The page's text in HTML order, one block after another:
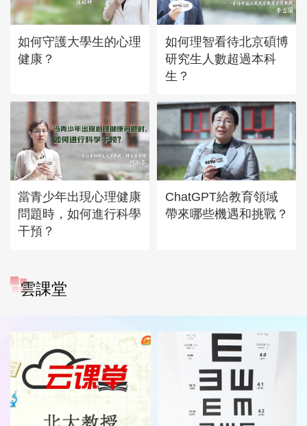
如何守護大學生的心理
健康？
如何理智看待北京碩博
研究生人數超過本科
生？
當青少年出現心理健康
問題時，如何進行科學
干預？
ChatGPT給教育領域
帶來哪些機遇和挑戰？
雲課堂